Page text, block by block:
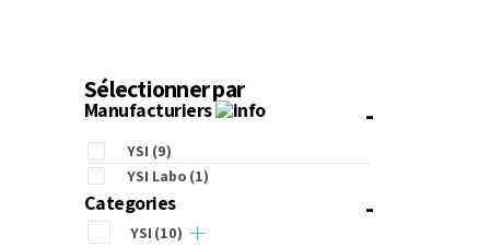
Sélectionner par
Manufacturiers -
YSI (9)
YSI Labo (1)
Categories -
YSI (10)